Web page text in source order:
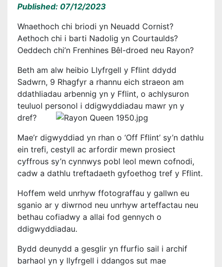
Published: 07/12/2023
Wnaethoch chi briodi yn Neuadd Cornist?
Aethoch chi i barti Nadolig yn Courtaulds?
Oeddech chi’n Frenhines Bêl-droed neu Rayon?
Beth am alw heibio Llyfrgell y Fflint ddydd
Sadwrn, 9 Rhagfyr a rhannu eich straeon am
ddathliadau arbennig yn y Fflint, o achlysuron
teuluol personol i ddigwyddiadau mawr yn y
dref?
Mae’r digwyddiad yn rhan o ‘Off Fflint’ sy’n dathlu
ein trefi, cestyll ac arfordir mewn prosiect
cyffrous sy’n cynnwys pobl leol mewn cofnodi,
cadw a dathlu treftadaeth gyfoethog tref y Fflint.
Hoffem weld unrhyw ffotograffau y gallwn eu
sganio ar y diwrnod neu unrhyw arteffactau neu
bethau cofiadwy a allai fod gennych o
ddigwyddiadau.
Bydd deunydd a gesglir yn ffurfio sail i archif
barhaol yn y llyfrgell i ddangos sut mae